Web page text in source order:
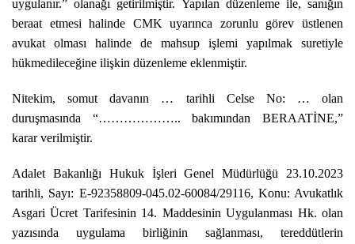
uygulanır.” olanağı getirilmiştir. Yapılan düzenleme ile, sanığın
beraat etmesi halinde CMK uyarınca zorunlu görev üstlenen
avukat olması halinde de mahsup işlemi yapılmak suretiyle
hükmedileceğine ilişkin düzenleme eklenmiştir.
Nitekim, somut davanın … tarihli Celse No: … olan
duruşmasında “……………….. bakımından BERAATİNE,”
karar verilmiştir.
Adalet Bakanlığı Hukuk İşleri Genel Müdürlüğü 23.10.2023
tarihli, Sayı: E-92358809-045.02-60084/29116, Konu: Avukatlık
Asgari Ücret Tarifesinin 14. Maddesinin Uygulanması Hk. olan
yazısında uygulama birliğinin sağlanması, tereddütlerin